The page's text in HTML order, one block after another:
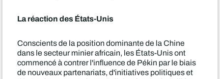
La réaction des États-Unis
Conscients de la position dominante de la Chine
dans le secteur minier africain, les États-Unis ont
commencé à contrer l'influence de Pékin par le biais
de nouveaux partenariats, d'initiatives politiques et